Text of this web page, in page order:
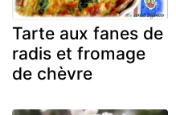
Tarte aux fanes de
radis et fromage
de chèvre